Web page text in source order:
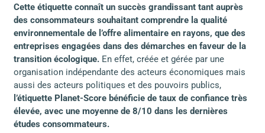
Cette étiquette connaît un succès grandissant tant auprès
des consommateurs souhaitant comprendre la qualité
environnementale de l’offre alimentaire en rayons, que des
entreprises engagées dans des démarches en faveur de la
transition écologique. En effet, créée et gérée par une
organisation indépendante des acteurs économiques mais
aussi des acteurs politiques et des pouvoirs publics,
l’étiquette Planet-Score bénéficie de taux de confiance très
élevée, avec une moyenne de 8/10 dans les dernières
études consommateurs.